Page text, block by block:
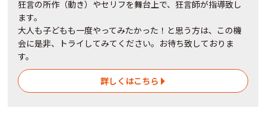
狂言の所作（動き）やセリフを舞台上で、狂言師が指導致し
ます。
大人も子どもも一度やってみたかった！と思う方は、この機
会に是非、トライしてみてください。お待ち致しておりま
す。
詳しくはこちら